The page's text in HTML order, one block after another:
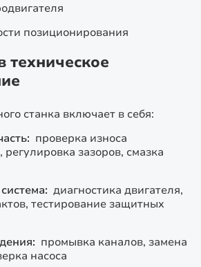
позиционирования
техническое
станка включает в себя:
проверка износа
зазоров, смазка
диагностика двигателя,
тестирование защитных
промывка каналов, замена
насоса